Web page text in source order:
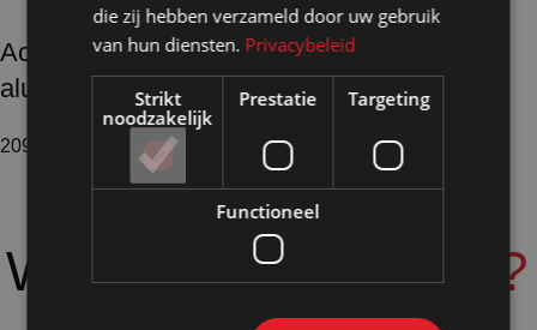
Accessoires
aluminium profielen
209 producten
WaaromShopmade?
die zij hebben verzameld door uw gebruik
van hun diensten. Privacybeleid
Strikt
noodzakelijk
Prestatie Targeting
Functioneel